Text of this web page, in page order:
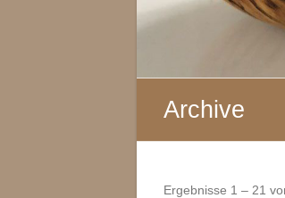
Archive
Ergebnisse 1 – 21